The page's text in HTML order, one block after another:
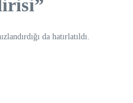
da hatırlatıldı.